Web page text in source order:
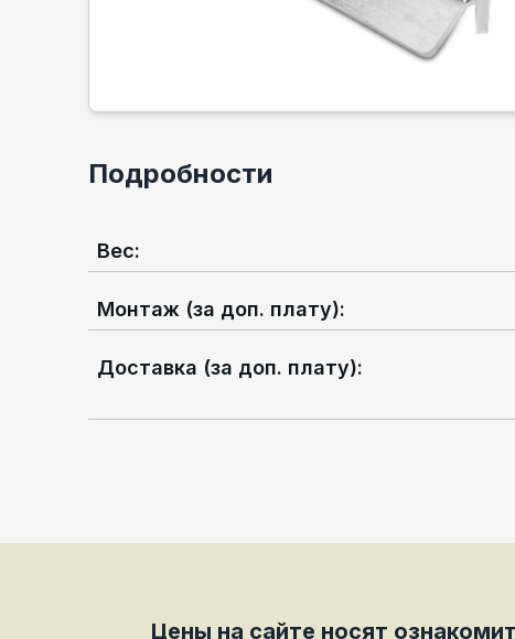
Подробности
Вес:
Монтаж (за доп. плату):
Доставка (за доп. плату):
Цены на сайте носят